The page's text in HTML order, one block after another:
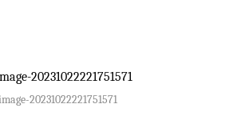
20231022221751571